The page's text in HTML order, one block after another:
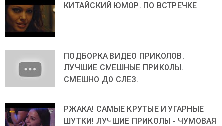
КИТАЙСКИЙ ЮМОР. ПО ВСТРЕЧКЕ
ПОДБОРКА ВИДЕО ПРИКОЛОВ.
ЛУЧШИЕ СМЕШНЫЕ ПРИКОЛЫ.
СМЕШНО ДО СЛЕЗ.
РЖАКА! САМЫЕ КРУТЫЕ И УГАРНЫЕ
ШУТКИ! ЛУЧШИЕ ПРИКОЛЫ - ЧУМОВАЯ